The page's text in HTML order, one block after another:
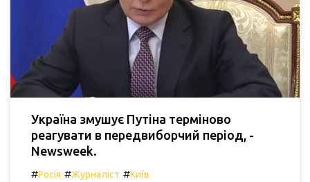
Україна змушує Путіна терміново
реагувати в передвиборчий період, -
Newsweek.
#Росія #Журналіст #Київ